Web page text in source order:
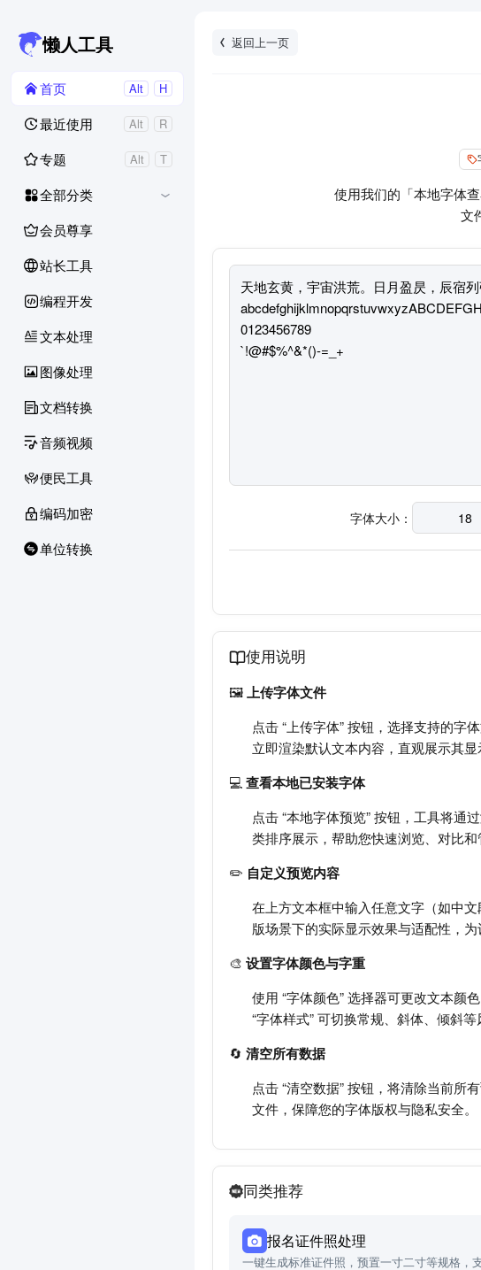
懒人工具
首页 Alt H
最近使用 Alt R
专题 Alt T
全部分类
会员尊享
站长工具
编程开发
文本处理
图像处理
文档转换
音频视频
便民工具
编码加密
单位转换
返回上一页
使用我们的「本地字体
文
字体大小：
使用说明
🖼️上传字体文件
点击 “上传字体” 按钮，选择支持的字
立即渲染默认文本内容，直观展示其
💻 查看本地已安装字体
点击 “本地字体预览” 按钮，工具将通
类排序展示，帮助您快速浏览、对比
✏️ 自定义预览内容
在上方文本框中输入任意文字（如中
版场景下的实际显示效果与适配性，为
🎨 设置字体颜色与字重
使用 “字体颜色” 选择器可更改文本颜
“字体样式” 可切换常规、斜体、倾斜
🔄 清空所有数据
点击 “清空数据” 按钮，将清除当前
文件，保障您的字体版权与隐私安全。
同类推荐
报名证件照处理
一键生成标准证件照，预置一寸二寸等规格，